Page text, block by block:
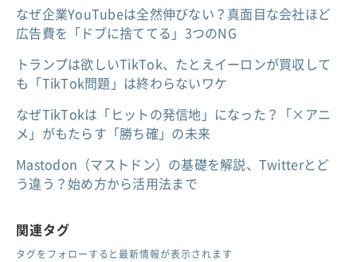
なぜ企業YouTubeは全然伸びない？真面目な会社ほど
広告費を「ドブに捨ててる」3つのNG
トランプは欲しいTikTok、たとえイーロンが買収して
も「TikTok問題」は終わらないワケ
なぜTikTokは「ヒットの発信地」になった？「×アニ
メ」がもたらす「勝ち確」の未来
Mastodon（マストドン）の基礎を解説、Twitterとど
う違う？始め方から活用法まで
関連タグ
タグをフォローすると最新情報が表示されます